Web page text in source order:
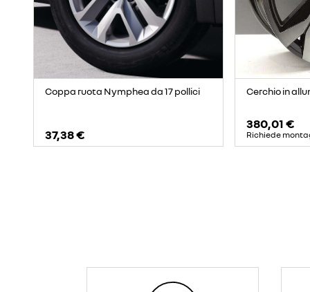
Coppa ruota Nymphea da 17 pollici
37,38 €
Cerchio in
380,01 €
Richiede